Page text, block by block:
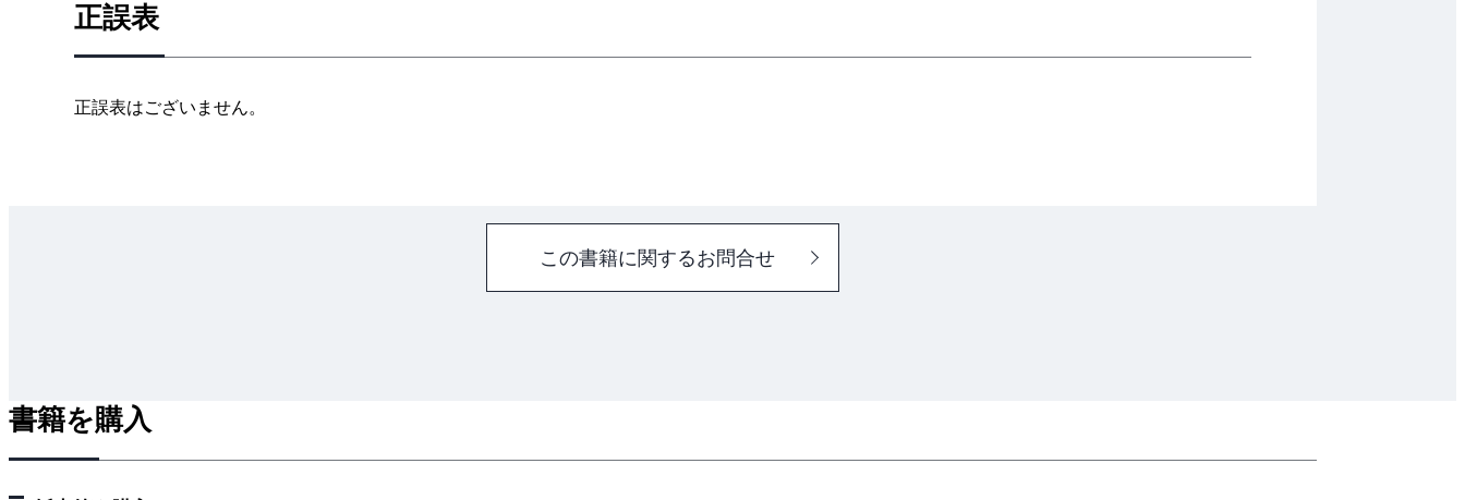
4章 無線従事者
5章 運用
正誤表
正誤表はございません。
この書籍に関するお問合せ
書籍を購入